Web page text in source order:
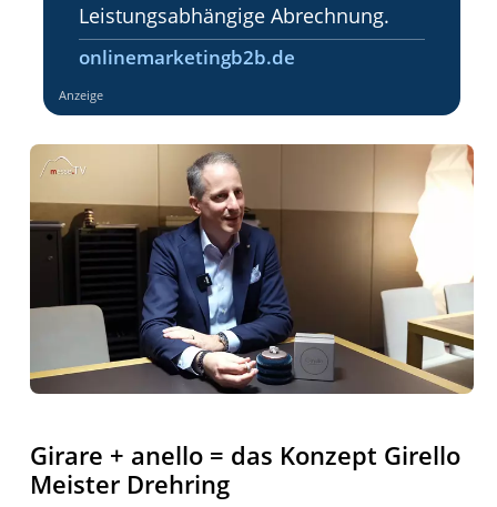
Leistungsabhängige Abrechnung.
onlinemarketingb2b.de
Anzeige
Girare + anello = das Konzept Girello
Meister Drehring